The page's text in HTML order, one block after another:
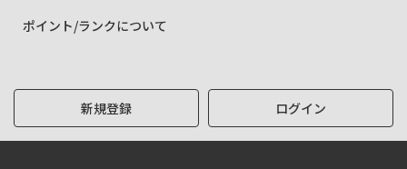
ポイント/ランクについて
新規登録 ログイン